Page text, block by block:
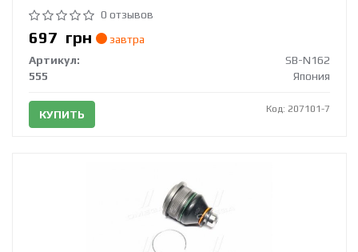
0 отзывов
697 грн
завтра
Артикул:
SB-N162
555
Япония
КУПИТЬ Код: 207101-7